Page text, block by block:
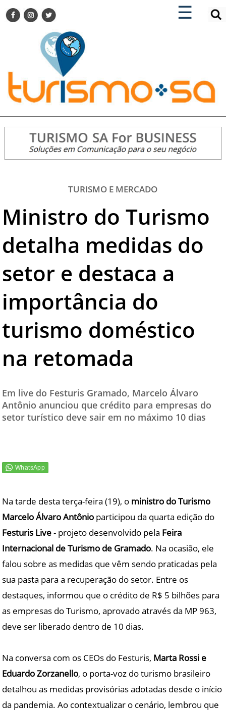
☰
×
TURISMO SA FOR BUSINESS
DESTINOS NACIONAIS
DESTINOS INTERNACIONAIS
CITY BREAK
TURISMO E MERCADO
EVENTOS
HOTELARIA
DICAS
VITRINE
TURISMO SA TV
TESTADO E APROVADO
PARCEIROS
QUEM SOMOS - EQUIPE
CONTATO
×
ENCONTRE SUA NOTÍCIA
TURISMO E MERCADO
Ministro do Turismo
detalha medidas do
setor e destaca a
importância do
turismo doméstico
na retomada
Em live do Festuris Gramado, Marcelo Álvaro
Antônio anunciou que crédito para empresas do
setor turístico deve sair em no máximo 10 dias
Na tarde desta terça-feira (19), o ministro do Turismo
Marcelo Álvaro Antônio participou da quarta edição do
Festuris Live- projeto desenvolvido pela Feira
Internacional de Turismo de Gramado. Na ocasião, ele
falou sobre as medidas que vêm sendo praticadas pela
sua pasta para a recuperação do setor. Entre os
destaques, informou que o crédito de R$ 5 bilhões para
as empresas do Turismo, aprovado através da MP 963,
deve ser liberado dentro de 10 dias.
Na conversa com os CEOs do Festuris, Marta Rossi e
Eduardo Zorzanello, o porta-voz do turismo brasileiro
detalhou as medidas provisórias adotadas desde o início
da pandemia. Ao contextualizar o cenário, lembrou que